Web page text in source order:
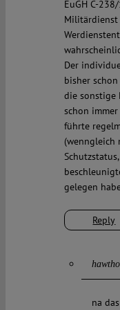
Reply
EuGH C-
Militärdienst
Der
bisher
die sonstige
schon
führte
(wenngleich
gelegen
na